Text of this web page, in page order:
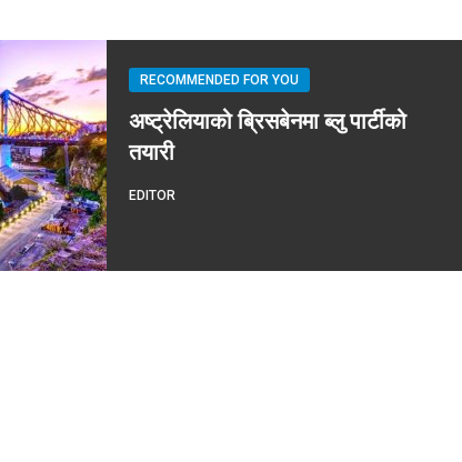
RECOMMENDED FOR YOU
अष्ट्रेलियाको ब्रिसबेनमा ब्लु पार्टीको
तयारी
EDITOR